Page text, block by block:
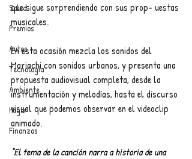
Salud
Premios
Autos
Tecnología
Ambiente
Hogar
Finanzas
que sigue sorprendiendo con sus prop- uestas
musicales.
En esta ocasión mezcla los sonidos del
Mariachi con sonidos urbanos, y presenta una
propuesta audiovisual completa, desde la
instrumentación y melodías, hasta el discurso
visual que podemos observar en el videoclip
animado.
“El tema de la canción narra a historia de una